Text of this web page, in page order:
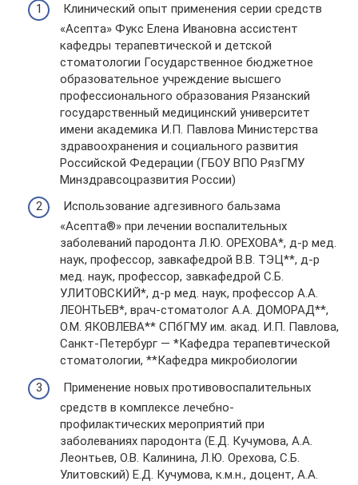
Клинический опыт применения серии средств
«Асепта» Фукс Елена Ивановна ассистент
кафедры терапевтической и детской
стоматологии Государственное бюджетное
образовательное учреждение высшего
профессионального образования Рязанский
государственный медицинский университет
имени академика И.П. Павлова Министерства
здравоохранения и социального развития
Российской Федерации (ГБОУ ВПО РязГМУ
Минздравсоцразвития России)
Использование адгезивного бальзама
«Асепта®» при лечении воспалительных
заболеваний пародонта Л.Ю. ОРЕХОВА*, д-р мед.
наук, профессор, завкафедрой В.В. ТЭЦ**, д-р
мед. наук, профессор, завкафедрой С.Б.
УЛИТОВСКИЙ*, д-р мед. наук, профессор А.А.
ЛЕОНТЬЕВ*, врач-стоматолог А.А. ДОМОРАД**,
О.М. ЯКОВЛЕВА** СПбГМУ им. акад. И.П. Павлова,
Санкт-Петербург — *Кафедра терапевтической
стоматологии, **Кафедра микробиологии
Применение новых противовоспалительных
средств в комплексе лечебно-
профилактических мероприятий при
заболеваниях пародонта (Е.Д. Кучумова, А.А.
Леонтьев, О.В. Калинина, Л.Ю. Орехова, С.Б.
Улитовский) Е.Д. Кучумова, к.м.н., доцент, А.А.